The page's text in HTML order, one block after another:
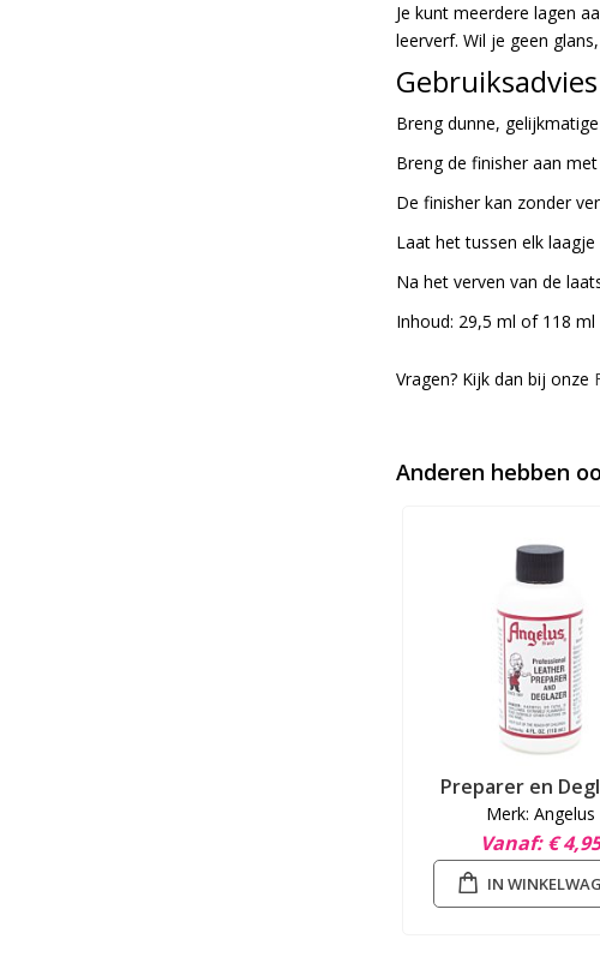
Je kunt meerdere lagen
leerverf. Wil je geen
Breng dunne,
Breng de finisher aan
De finisher kan zonder
Laat het tussen elk laagje
Na het verven van de
Inhoud: 29,5 ml of 118 ml
Vragen? Kijk dan bij onze
Anderen hebben
Preparer en
Merk: Angelus
Vanaf € 4,95
IN